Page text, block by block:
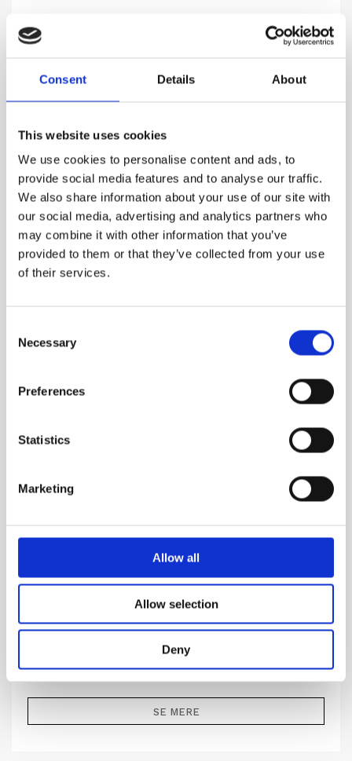
Consent Details About
This website uses cookies
We use cookies to personalise content and ads, to
provide social media features and to analyse our traffic.
We also share information about your use of our site with
our social media, advertising and analytics partners who
may combine it with other information that you’ve
provided to them or that they’ve collected from your use
of their services.
Selection
Necessary
Preferences
Statistics
Marketing
Allow all
Allow selection
Deny
Den mest luksuriøse form for galskab
SE MERE
Ingen steder og alle steder på samme tid. Lugten af
SE MERE